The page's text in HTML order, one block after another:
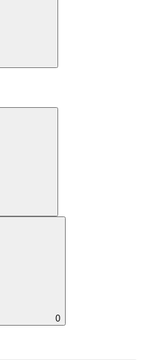
0